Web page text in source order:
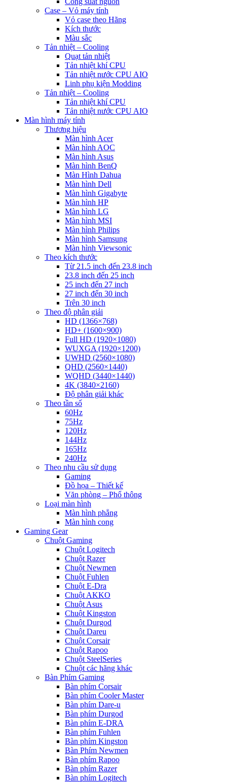
Case – Vỏ máy tính
Vỏ case theo Hãng
Kích thước
Màu sắc
Tản nhiệt – Cooling
Quạt tản nhiệt
Tản nhiệt khí CPU
Tản nhiệt nước CPU AIO
Linh phụ kiện Modding
Tản nhiệt – Cooling
Tản nhiệt khí CPU
Tản nhiệt nước CPU AIO
Màn hình máy tính
Thương hiệu
Màn hình Acer
Màn hình AOC
Màn hình Asus
Màn hình BenQ
Màn Hình Dahua
Màn hình Dell
Màn hình Gigabyte
Màn hình HP
Màn hình LG
Màn hình MSI
Màn hình Philips
Màn hình Samsung
Màn hình Viewsonic
Theo kích thước
Từ 21.5 inch đến 23.8 inch
23.8 inch đến 25 inch
25 inch đến 27 inch
27 inch đến 30 inch
Trên 30 inch
Theo độ phân giải
HD (1366×768)
HD+ (1600×900)
Full HD (1920×1080)
WUXGA (1920×1200)
UWHD (2560×1080)
QHD (2560×1440)
WQHD (3440×1440)
4K (3840×2160)
Độ phân giải khác
Theo tần số
60Hz
75Hz
120Hz
144Hz
165Hz
240Hz
Theo nhu cầu sử dụng
Gaming
Đồ họa – Thiết kế
Văn phòng – Phổ thông
Loại màn hình
Màn hình phẳng
Màn hình cong
Gaming Gear
Chuột Gaming
Chuột Logitech
Chuột Razer
Chuột Newmen
Chuột Fuhlen
Chuột E-Dra
Chuột AKKO
Chuột Asus
Chuột Kingston
Chuột Durgod
Chuột Dareu
Chuột Corsair
Chuột Rapoo
Chuột SteelSeries
Chuột các hãng khác
Bàn Phím Gaming
Bàn phím Corsair
Bàn phím Cooler Master
Bàn phím Dare-u
Bàn phím Durgod
Bàn phím E-DRA
Bàn phím Fuhlen
Bàn phím Kingston
Bàn Phím Newmen
Bàn phím Rapoo
Bàn phím Razer
Bàn phím Logitech